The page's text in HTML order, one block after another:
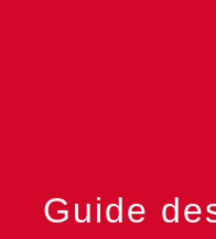
Guide